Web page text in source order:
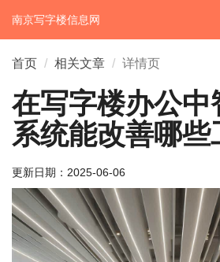
南京写字楼信息网
首页 相关文章 详情页
在写字楼办公中
系统能改善哪些
更新日期： 2025-06-06